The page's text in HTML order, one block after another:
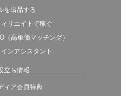
を出品する
リエイトで稼ぐ
（高単価マッチング）
ンアシスタント
立ち情報
ィア会員特典